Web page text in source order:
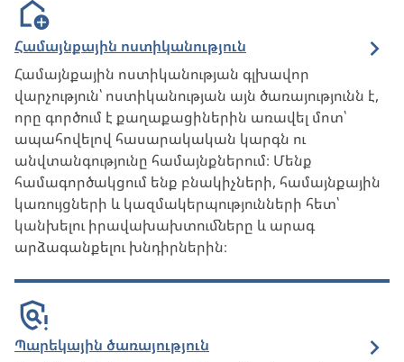
Համայնքային ոստիկանություն
Համայնքային ոստիկանության գլխավոր
վարչություն՝ ոստիկանության այն ծառայությունն է,
որը գործում է քաղաքացիներին առավել մոտ՝
ապահովելով հասարակական կարգն ու
անվտանգությունը համայնքներում։ Մենք
համագործակցում ենք բնակիչների, համայնքային
կառույցների և կազմակերպությունների հետ՝
կանխելու իրավախախտումները և արագ
արձագանքելու խնդիրներին։
Պարեկային ծառայություն